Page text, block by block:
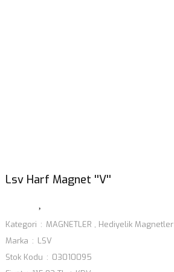
Lsv Harf Magnet ''V''
Kategori MAGNETLER , Hediyelik Magnetler
Marka
LSV
Stok Kodu
03010095